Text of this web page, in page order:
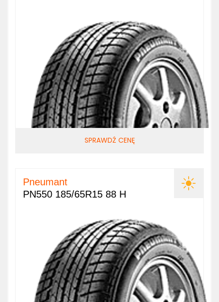
SPRAWDŹ CENĘ
Pneumant
PN550 185/65R15 88 H